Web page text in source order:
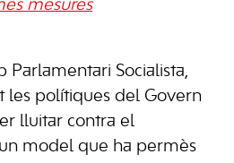
mesures
Parlamentari Socialista,
les polítiques del Govern
lluitar contra el
model que ha permès